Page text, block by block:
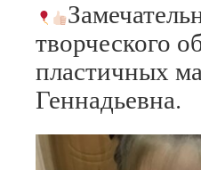
творческого
пластичных
Геннадьевна.